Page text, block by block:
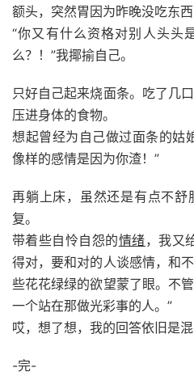
额头，突然胃因为昨晚没吃东西
“你又有什么资格对别人头头
么？！”我揶揄自己。
只好自己起来烧面条。吃了几
压进身体的食物。
想起曾经为自己做过面条的姑
像样的感情是因为你渣！”
再躺上床，虽然还是有点不舒
复。
带着些自怜自怨的情绪，我又
得对，要和对的人谈感情，和
些花花绿绿的欲望蒙了眼。不
一个站在那做光彩事的人。”
哎，想了想，我的回答依旧是混
-完-